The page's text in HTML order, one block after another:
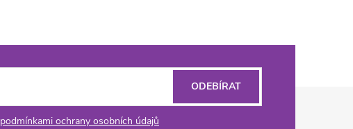
podmínkami ochrany osobních údajů
ODEBÍRAT